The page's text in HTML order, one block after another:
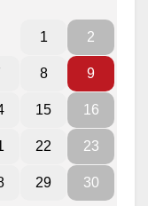
1 2
8 9
15 16
22 23
29 30